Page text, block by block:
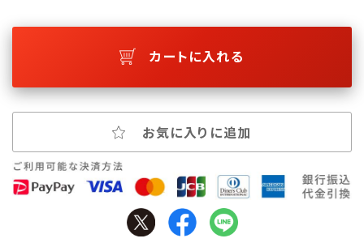
カートに入れる
お気に入りに追加